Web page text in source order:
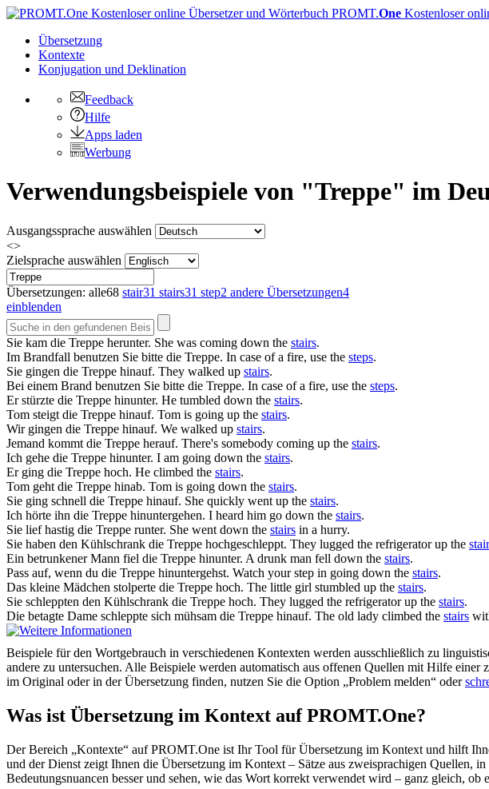
PROMT.One Kostenloser
Übersetzung
Kontexte
Konjugation und Deklination
Feedback
Hilfe
Apps laden
Werbung
Verwendungsbeispiele von "Treppe" im
Ausgangssprache auswählen
<>
Zielsprache auswählen
Übersetzungen: alle68 stair31 stairs31 step2 andere Übersetzungen4
einblenden
Sie kam die Treppe herunter. She was coming down the stairs.
Im Brandfall benutzen Sie bitte die Treppe. In case of a fire, use the steps.
Sie gingen die Treppe hinauf. They walked up stairs.
Bei einem Brand benutzen Sie bitte die Treppe. In case of a fire, use the steps.
Er stürzte die Treppe hinunter. He tumbled down the stairs.
Tom steigt die Treppe hinauf. Tom is going up the stairs.
Wir gingen die Treppe hinauf. We walked up stairs.
Jemand kommt die Treppe herauf. There's somebody coming up the stairs.
Ich gehe die Treppe hinunter. I am going down the stairs.
Er ging die Treppe hoch. He climbed the stairs.
Tom geht die Treppe hinab. Tom is going down the stairs.
Sie ging schnell die Treppe hinauf. She quickly went up the stairs.
Ich hörte ihn die Treppe hinuntergehen. I heard him go down the stairs.
Sie lief hastig die Treppe runter. She went down the stairs in a hurry.
Sie haben den Kühlschrank die Treppe hochgeschleppt. They lugged the refrigerator up the
Ein betrunkener Mann fiel die Treppe hinunter. A drunk man fell down the stairs.
Pass auf, wenn du die Treppe hinuntergehst. Watch your step in going down the stairs.
Das kleine Mädchen stolperte die Treppe hoch. The little girl stumbled up the stairs.
Sie schleppten den Kühlschrank die Treppe hoch. They lugged the refrigerator up the stairs.
Die betagte Dame schleppte sich mühsam die Treppe hinauf. The old lady climbed the stairs
Beispiele für den Wortgebrauch in verschiedenen Kontexten werden ausschließlich zu
andere zu untersuchen. Alle Beispiele werden automatisch aus offenen Quellen mit Hilfe
im Original oder in der Übersetzung finden, nutzen Sie die Option „Problem melden“ oder
Was ist Übersetzung im Kontext auf PROMT.One?
Der Bereich „Kontexte“ auf PROMT.One ist Ihr Tool für Übersetzung im Kontext und hilft
und der Dienst zeigt Ihnen die Übersetzung im Kontext – Sätze aus zweisprachigen Quellen,
Bedeutungsnuancen besser und sehen, wie das Wort korrekt verwendet wird – ganz gleich,